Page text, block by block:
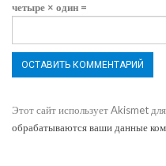
четыре × один =
Этот сайт использует Akismet
обрабатываются ваши данные